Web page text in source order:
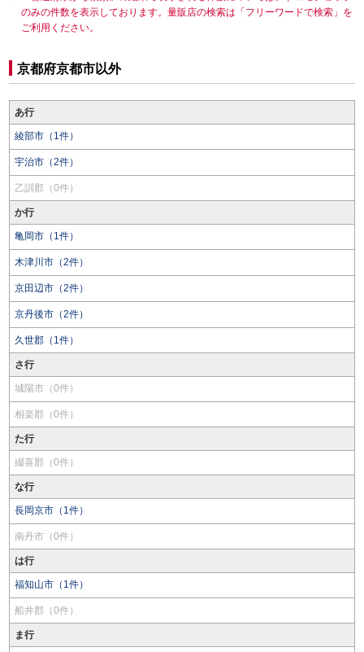
のみの件数を表示しております。量販店の検索は「フリーワードで検索」を
ご利用ください。
京都府京都市以外
あ行
綾部市（1件）
宇治市（2件）
乙訓郡（0件）
か行
亀岡市（1件）
木津川市（2件）
京田辺市（2件）
京丹後市（2件）
久世郡（1件）
さ行
城陽市（0件）
相楽郡（0件）
た行
綴喜郡（0件）
な行
長岡京市（1件）
南丹市（0件）
は行
福知山市（1件）
船井郡（0件）
ま行